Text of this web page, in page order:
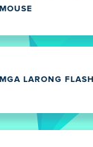
MOUSE
MGA LARONG FLASH